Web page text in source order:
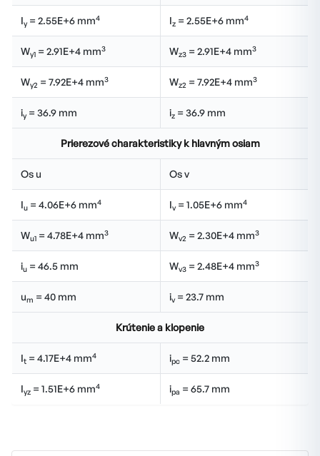
Iy= 2.55E+6 mm4 Iz = 2.55E+6 mm4
Wy1 = 2.91E+4 mm3 Wz3 = 2.91E+4 mm3
Wy2 = 7.92E+4 mm3 Wz2 = 7.92E+4 mm3
iy= 36.9 mm iz = 36.9 mm
Prierezové charakteristiky k hlavným osiam
Os u Os v
Iu = 4.06E+6 mm4 Iv= 1.05E+6 mm4
Wu1 = 4.78E+4 mm3 Wv2 = 2.30E+4 mm3
iu = 46.5 mm Wv3 = 2.48E+4 mm3
um = 40 mm iv= 23.7 mm
Krútenie a klopenie
It = 4.17E+4 mm4 ipc = 52.2 mm
Iyz = 1.51E+6 mm4 ipa = 65.7 mm